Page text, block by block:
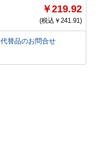
￥219.92
(税込￥ 241.91)
替品のお問合せ